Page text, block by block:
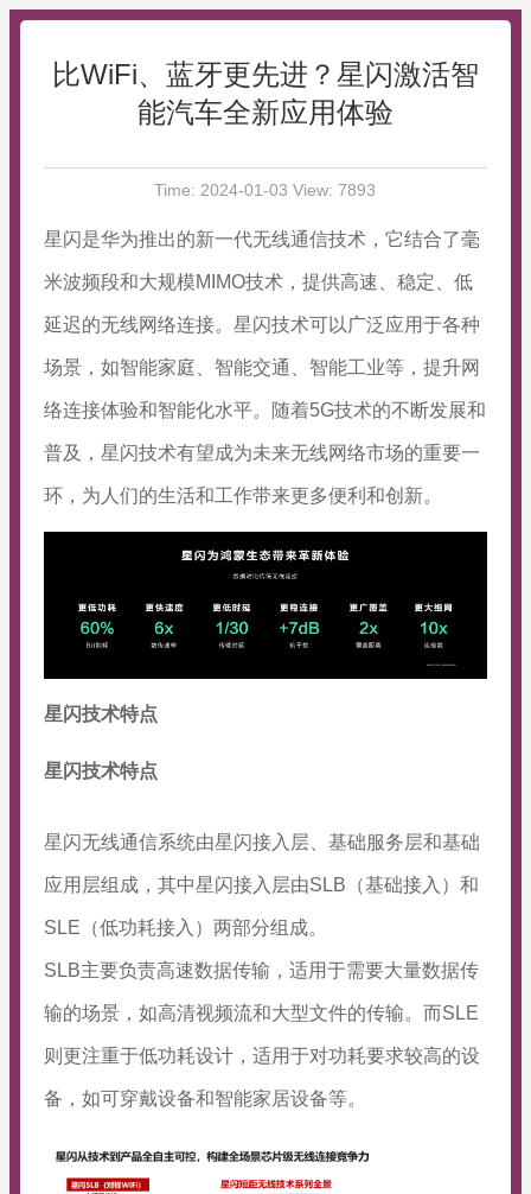
比WiFi、蓝牙更先进？星闪激活智
能汽车全新应用体验
Time: 2024-01-03 View: 7893
星闪是华为推出的新一代无线通信技术，它结合了毫
米波频段和大规模MIMO技术，提供高速、稳定、低
延迟的无线网络连接。星闪技术可以广泛应用于各种
场景，如智能家庭、智能交通、智能工业等，提升网
络连接体验和智能化水平。随着5G技术的不断发展和
普及，星闪技术有望成为未来无线网络市场的重要一
环，为人们的生活和工作带来更多便利和创新。
星闪技术特点
星闪技术特点
星闪无线通信系统由星闪接入层、基础服务层和基础
应用层组成，其中星闪接入层由SLB（基础接入）和
SLE（低功耗接入）两部分组成。
SLB主要负责高速数据传输，适用于需要大量数据传
输的场景，如高清视频流和大型文件的传输。而SLE
则更注重于低功耗设计，适用于对功耗要求较高的设
备，如可穿戴设备和智能家居设备等。